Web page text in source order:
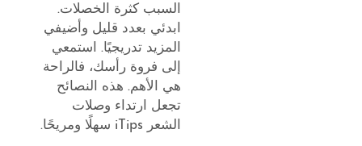
السبب كثرة الخصلات.
ابدئي بعدد قليل وأضيفي
المزيد تدريجيًا. استمعي
إلى فروة رأسك، فالراحة
هي الأهم. هذه النصائح
تجعل ارتداء وصلات
الشعر iTips سهلًا ومريحًا.